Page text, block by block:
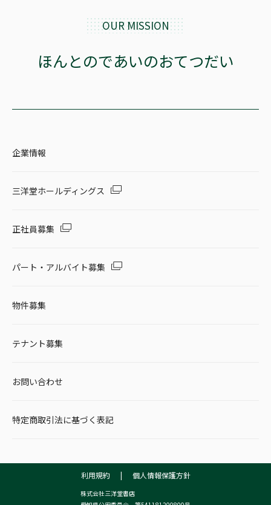
OUR MISSION
ほんとのであいのおてつだい
企業情報
三洋堂ホールディングス
正社員募集
パート・アルバイト募集
物件募集
テナント募集
お問い合わせ
特定商取引法に基づく表記
利用規約 | 個人情報保護方針
株式会社三洋堂書店